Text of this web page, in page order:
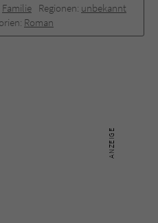
Familie Regionen: unbekannt
Roman